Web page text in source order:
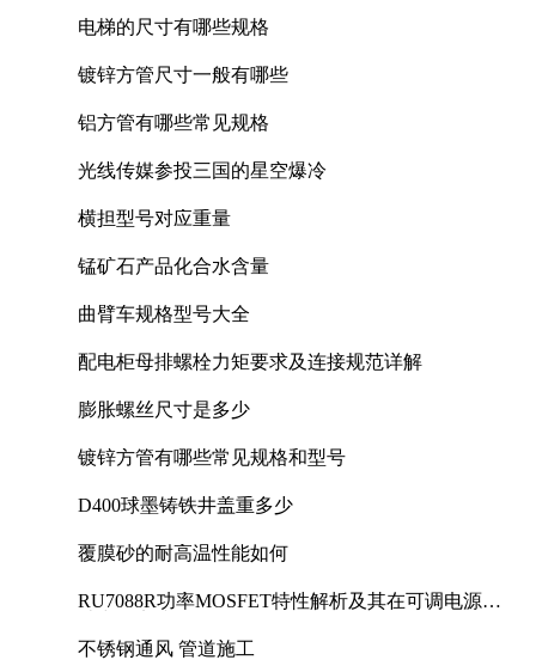
电梯的尺寸有哪些规格
镀锌方管尺寸一般有哪些
铝方管有哪些常见规格
光线传媒参投三国的星空爆冷
横担型号对应重量
锰矿石产品化合水含量
曲臂车规格型号大全
配电柜母排螺栓力矩要求及连接规范详解
膨胀螺丝尺寸是多少
镀锌方管有哪些常见规格和型号
D400球墨铸铁井盖重多少
覆膜砂的耐高温性能如何
RU7088R功率MOSFET特性解析及其在可调电源设
不锈钢通风 管道施工